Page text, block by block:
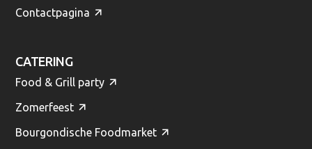
Contactpagina
CATERING
Food & Grill party
Zomerfeest
Bourgondische Foodmarket